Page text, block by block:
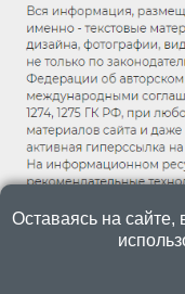
Оставаясь на сайте,